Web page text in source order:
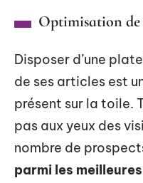
Optimisation de
Disposer d’une
de ses articles est
présent sur la toile.
pas aux yeux des
nombre de
parmi les